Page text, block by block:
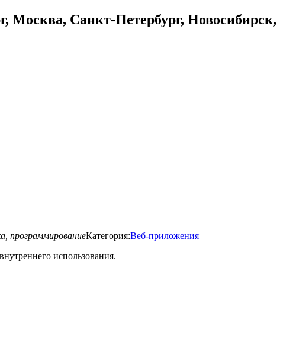
Москва, Санкт-Петербург, Новосибирск,
программированиеКатегория:Веб-приложения
использования.